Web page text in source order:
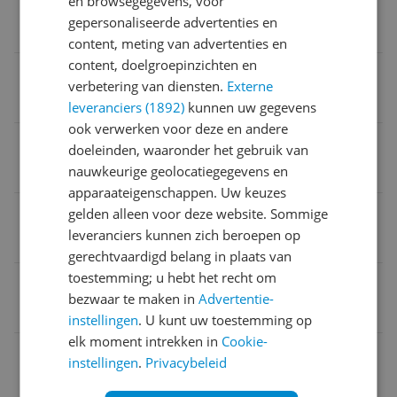
DAB+ radio
Aansluitingen
Afspelen via USB
Stroomvoorziening
Lichtnet (stekker in stopcontact)
Tafelradio
gepersonaliseerde advertenties en
content, meting van advertenties en
content, doelgroepinzichten en
verbetering van diensten. Externe
leveranciers (1892) kunnen uw gegevens
ook verwerken voor deze en andere
doeleinden, waaronder het gebruik van
nauwkeurige geolocatiegegevens en
apparaateigenschappen. Uw keuzes
gelden alleen voor deze website. Sommige
leveranciers kunnen zich beroepen op
gerechtvaardigd belang in plaats van
toestemming; u hebt het recht om
bezwaar te maken inAdvertentie-
instellingen. U kunt uw toestemming op
elk moment intrekken in Cookie-
instellingen. Privacybeleid